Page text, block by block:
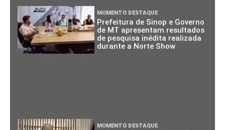
MOMENTO DESTAQUE
Prefeitura de Sinop e Governo
de MT apresentam resultados
de pesquisa inédita realizada
durante a Norte Show
MOMENTO DESTAQUE